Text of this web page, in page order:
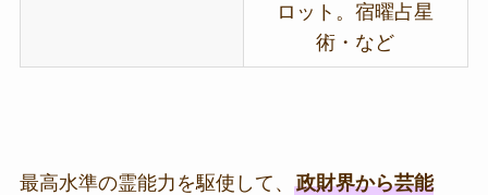
ロット。宿曜占星
術・など
最高水準の霊能力を駆使して、 政財界から芸能